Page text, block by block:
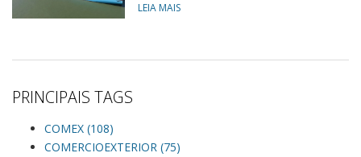
LEIA MAIS
PRINCIPAIS TAGS
COMEX (108)
COMERCIOEXTERIOR (75)